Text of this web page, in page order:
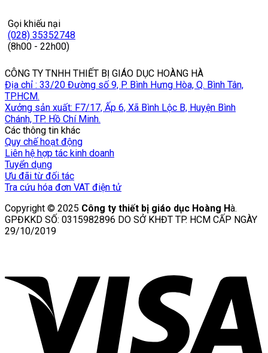
Gọi khiếu nại
(028) 35352748
(8h00 - 22h00)
CÔNG TY TNHH THIẾT BỊ GIÁO DỤC HOÀNG HÀ
Địa chỉ : 33/20 Đường số 9, P. Bình Hưng Hòa, Q. Bình Tân,
TP.HCM.
Xưởng sản xuất: F7/17, Ấp 6, Xã Bình Lộc B, Huyện Bình
Chánh, TP. Hồ Chí Minh.
Các thông tin khác
Quy chế hoạt động
Liên hệ hợp tác kinh doanh
Tuyển dụng
Ưu đãi từ đối tác
Tra cứu hóa đơn VAT điện tử
Copyright © 2025 Công ty thiết bị giáo dục Hoàng Hà.
GPĐKKD SỐ: 0315982896 DO SỞ KHĐT TP. HCM CẤP NGÀY
29/10/2019